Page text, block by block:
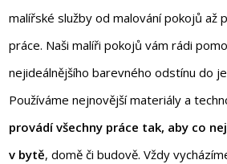
malířské služby od malování pokojů až
práce. Naši malíři pokojů vám rádi
nejideálnějšího barevného odstínu do
Používáme nejnovější materiály a
provádí všechny práce tak, aby co
v bytě, domě či budově. Vždy